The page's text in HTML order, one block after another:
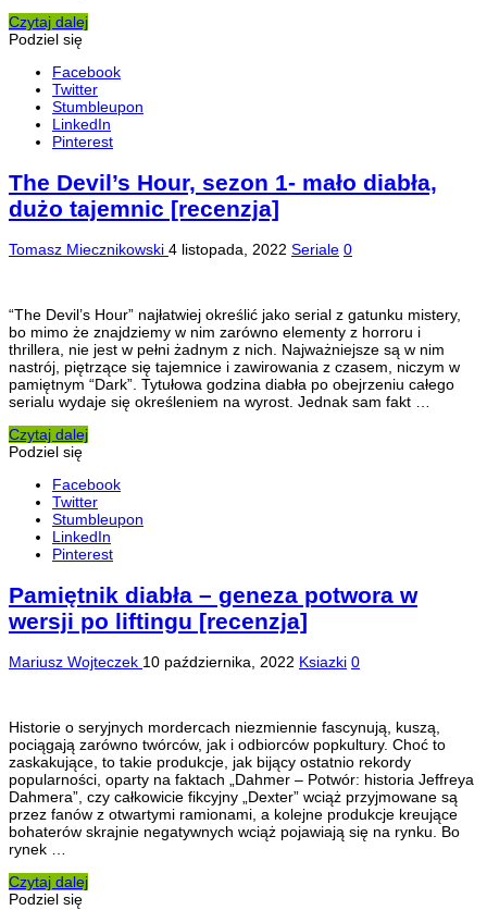
Czytaj dalej
Podziel się
Facebook
Twitter
Stumbleupon
LinkedIn
Pinterest
The Devil’s Hour, sezon 1- mało diabła,
dużo tajemnic [recenzja]
Tomasz Miecznikowski 4 listopada, 2022 Seriale 0
“The Devil’s Hour” najłatwiej określić jako serial z gatunku mistery,
bo mimo że znajdziemy w nim zarówno elementy z horroru i
thrillera, nie jest w pełni żadnym z nich. Najważniejsze są w nim
nastrój, piętrzące się tajemnice i zawirowania z czasem, niczym w
pamiętnym “Dark”. Tytułowa godzina diabła po obejrzeniu całego
serialu wydaje się określeniem na wyrost. Jednak sam fakt …
Czytaj dalej
Podziel się
Facebook
Twitter
Stumbleupon
LinkedIn
Pinterest
Pamiętnik diabła – geneza potwora w
wersji po liftingu [recenzja]
Mariusz Wojteczek 10 października, 2022 Ksiazki 0
Historie o seryjnych mordercach niezmiennie fascynują, kuszą,
pociągają zarówno twórców, jak i odbiorców popkultury. Choć to
zaskakujące, to takie produkcje, jak bijący ostatnio rekordy
popularności, oparty na faktach „Dahmer – Potwór: historia Jeffreya
Dahmera”, czy całkowicie fikcyjny „Dexter” wciąż przyjmowane są
przez fanów z otwartymi ramionami, a kolejne produkcje kreujące
bohaterów skrajnie negatywnych wciąż pojawiają się na rynku. Bo
rynek …
Czytaj dalej
Podziel się